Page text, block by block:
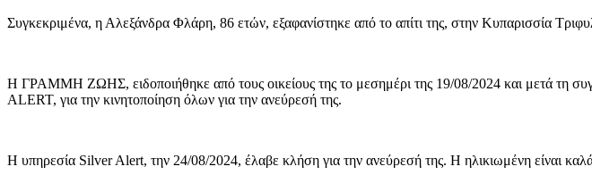
Συγκεκριμένα, η Αλεξάνδρα Φλάρη, 86 ετών, εξαφανίστηκε από το απίτι της, στην Κυπαρισσία
Η ΓΡΑΜΜΗ ΖΩΗΣ, ειδοποιήθηκε από τους οικείους της το μεσημέρι της 19/08/2024 και μετά τη
ALERT, για την κινητοποίηση όλων για την ανεύρεσή της.
Η υπηρεσία Silver Alert, την 24/08/2024, έλαβε κλήση για την ανεύρεσή της. Η ηλικιωμένη είναι